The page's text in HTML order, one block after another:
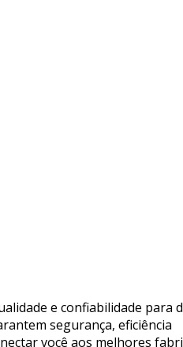
e confiabilidade para
segurança, eficiência
você aos melhores